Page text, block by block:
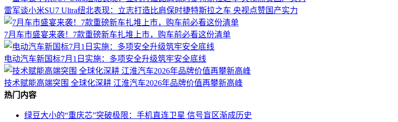
雷军谈小米SU7 Ultra纽北表现：立志打造比肩保时捷特斯拉之车 央视点赞国产实力
7月车市盛宴来袭！7款重磅新车扎堆上市，购车前必看这份清单
电动汽车新国标7月1日实施：多项安全升级筑牢安全底线
技术赋能高端突围 全球化深耕 江淮汽车2026年品牌价值再攀新高峰
热门内容
绿豆大小的“重庆芯”突破极限：手机直连卫星 信号盲区渐成历史